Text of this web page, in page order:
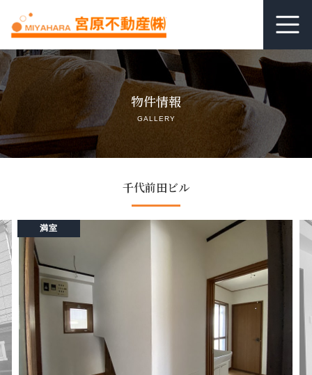
ホーム
借りる
空室管理オンライン相談
よくあるご質問
会社情報
居抜き物件 無料査定
物件情報
GALLERY
千代前田ビル
満室